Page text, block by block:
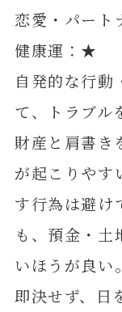
恋愛・パー
健康運：★
自発的な行動
て、トラブル
財産と肩書き
が起こりやす
す行為は避け
も、預金・土
いほうが良い
即決せず、日